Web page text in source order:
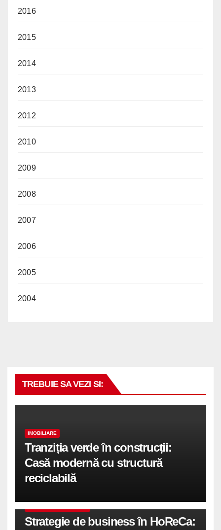
2016
2015
2014
2013
2012
2010
2009
2008
2007
2006
2005
2004
TREBUIE SA VEZI SI:
IMOBILIARE
Tranziția verde în construcții:
Casă modernă cu structură
reciclabilă
Strategie de business în HoReCa: